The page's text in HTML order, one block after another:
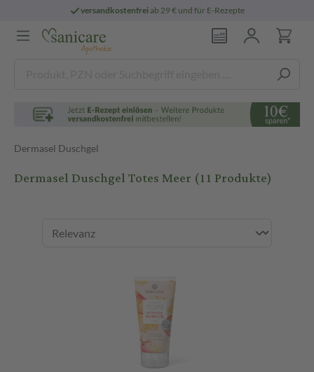
versandkostenfreiab 29 € und für E-Rezepte
Dermasel Duschgel
Dermasel Duschgel Totes Meer (11 Produkte)